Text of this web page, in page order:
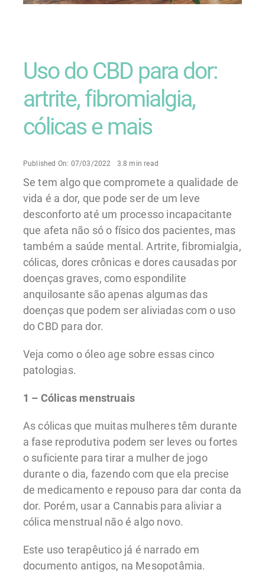
Uso do CBD para dor:
artrite, fibromialgia,
cólicas e mais
Published On: 07/03/2022 3.8 min read
Se tem algo que compromete a qualidade de
vida é a dor, que pode ser de um leve
desconforto até um processo incapacitante
que afeta não só o físico dos pacientes, mas
também a saúde mental. Artrite, fibromialgia,
cólicas, dores crônicas e dores causadas por
doenças graves, como espondilite
anquilosante são apenas algumas das
doenças que podem ser aliviadas com o uso
do CBD para dor.
Veja como o óleo age sobre essas cinco
patologias.
1 – Cólicas menstruais
As cólicas que muitas mulheres têm durante
a fase reprodutiva podem ser leves ou fortes
o suficiente para tirar a mulher de jogo
durante o dia, fazendo com que ela precise
de medicamento e repouso para dar conta da
dor. Porém, usar a Cannabis para aliviar a
cólica menstrual não é algo novo.
Este uso terapêutico já é narrado em
documento antigos, na Mesopotâmia.